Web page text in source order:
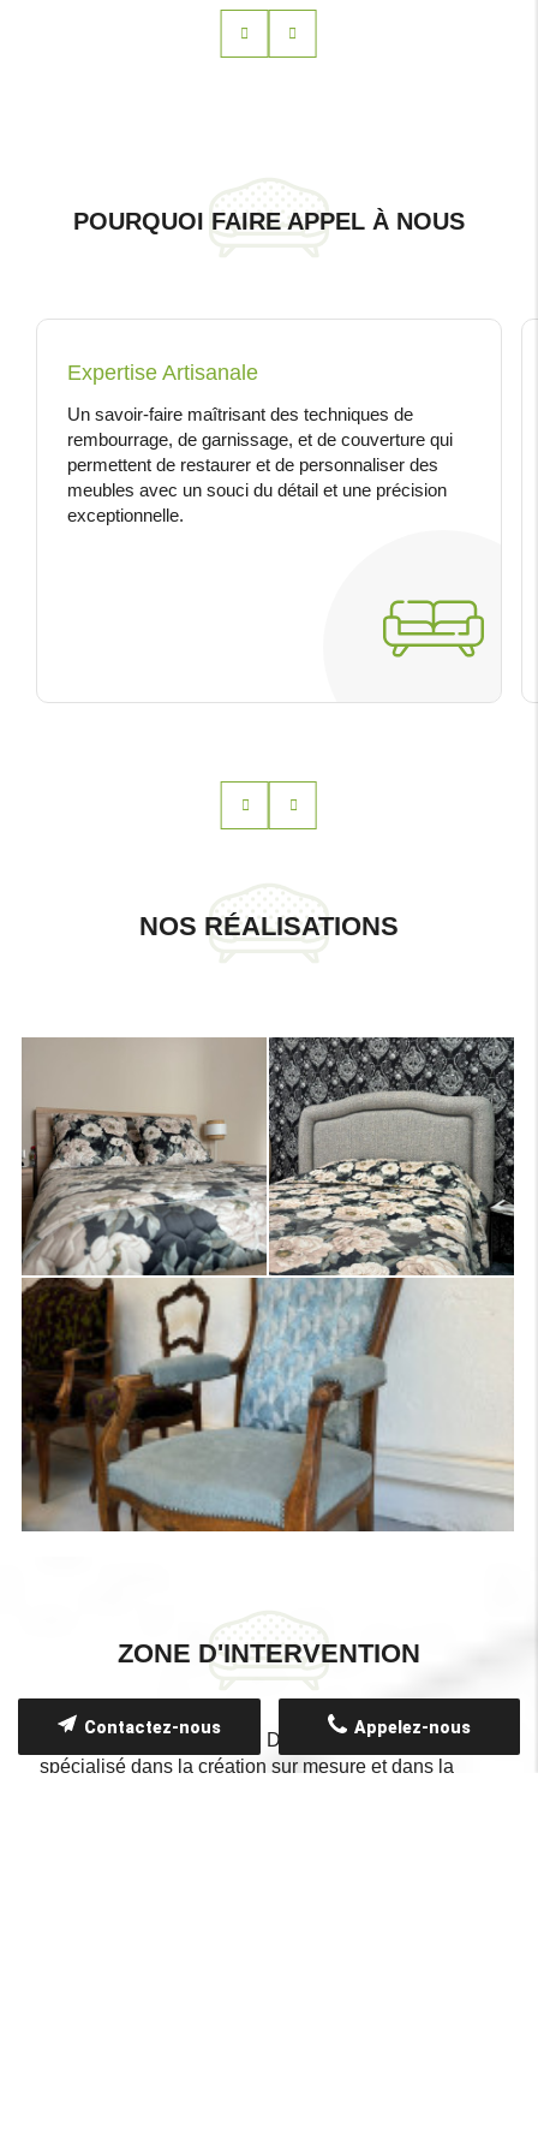
POURQUOI FAIRE APPEL À NOUS
Expertise Artisanale
Un savoir-faire maîtrisant des techniques de
rembourrage, de garnissage, et de couverture qui
permettent de restaurer et de personnaliser des
meubles avec un souci du détail et une précision
exceptionnelle.
NOS RÉALISATIONS
ZONE D'INTERVENTION
Notre atelier AUX RÊVES D'INTÉRIEUR est
spécialisé dans la création sur mesure et dans la
Appelez-nous
Contactez-nous